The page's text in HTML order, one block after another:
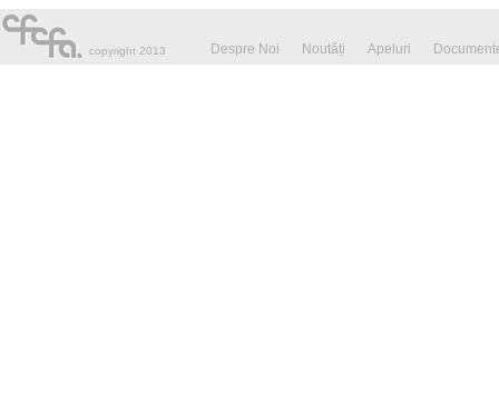
copyright 2013 Despre Noi Noutăți Apeluri